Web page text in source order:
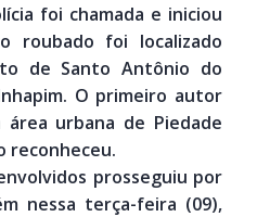
foi chamada e iniciou
roubado foi localizado
de Santo Antônio do
O primeiro autor
urbana de Piedade
reconheceu.
prosseguiu por
nessa terça-feira (09),